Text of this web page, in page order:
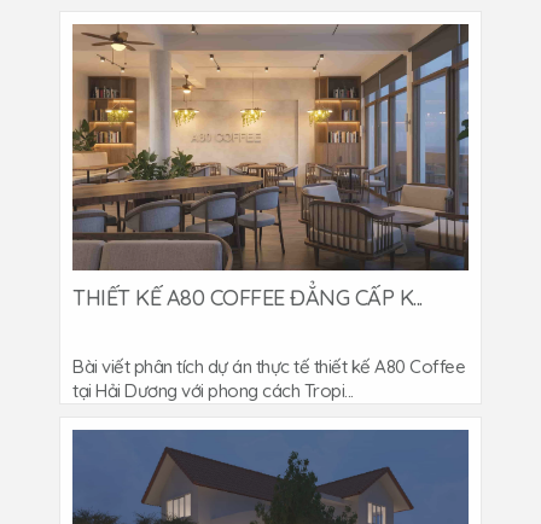
THIẾT KẾ A80 COFFEE ĐẲNG CẤP K...
Bài viết phân tích dự án thực tế thiết kế A80 Coffee
tại Hải Dương với phong cách Tropi...